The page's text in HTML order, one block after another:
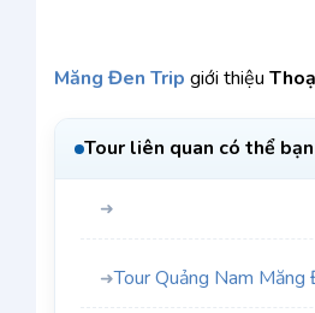
Măng Đen Trip giới thiệu
Tour liên quan có thể
➜
➜Tour Quảng Nam Măng